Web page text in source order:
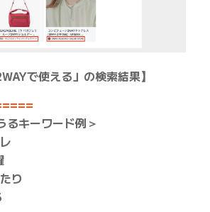
で使える」の検索結果】
るキーワード例＞
り